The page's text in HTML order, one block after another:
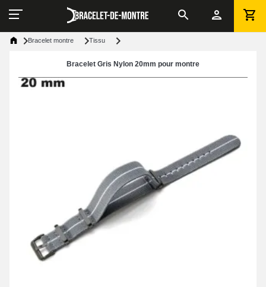
Bracelet montre Tissu
Bracelet Gris Nylon 20mm pour montre